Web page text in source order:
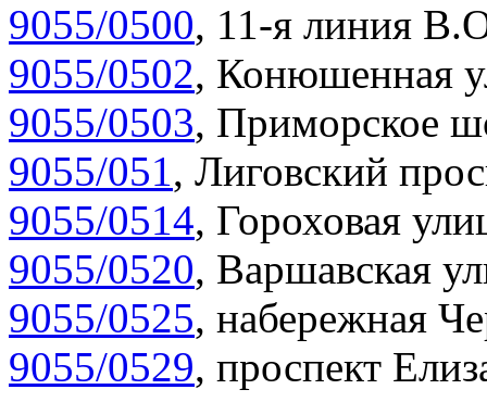
9055/0500, 11-я линия
9055/0502, Конюшенная
9055/0503, Приморское
9055/051, Лиговский
9055/0514, Гороховая
9055/0520, Варшавская
9055/0525, набережная
9055/0529, проспект